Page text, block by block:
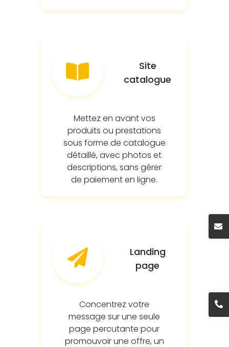
Site
catalogue
Mettez en avant vos
produits ou prestations
sous forme de catalogue
détaillé, avec photos et
descriptions, sans gérer
de paiement en ligne.
Landing
page
Concentrez votre
message sur une seule
page percutante pour
promouvoir une offre, un